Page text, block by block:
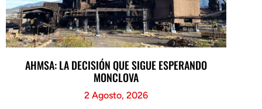
AHMSA: LA DECISIÓN QUE SIGUE ESPERANDO
MONCLOVA
2 Agosto, 2026